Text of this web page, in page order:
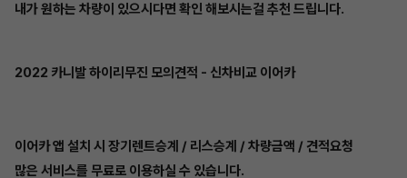
내가 원하는 차량이 있으시다면 확인 해보시는걸 추천 드립니다.
2022 카니발 하이리무진 모의견적 - 신차비교 이어카
이어카 앱 설치 시 장기렌트승계 / 리스승계 / 차량금액 / 견적요청
많은 서비스를 무료로 이용하실 수 있습니다.